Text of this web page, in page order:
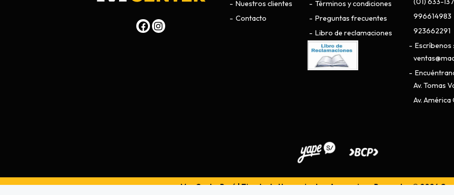
Nuestros clientes
Contacto
Términos y condiciones
Preguntas frecuentes
Libro de reclamaciones
996614983
923662291
Escríbenos
Av. Tomas
Av. América
MaqCenterPerú | Tienda de Herramientas, Accesorios y Repuestos © 2026